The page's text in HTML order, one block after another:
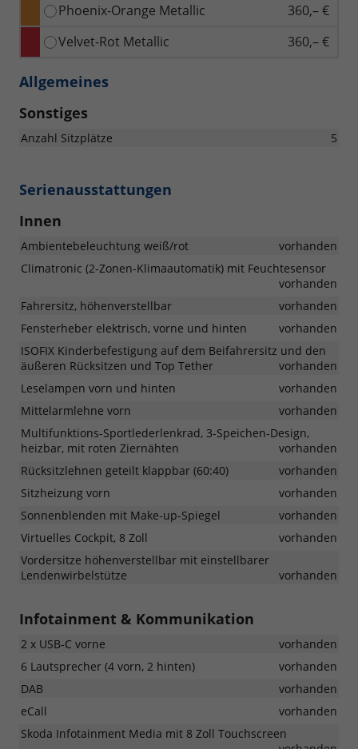
Phoenix-Orange Metallic
360,– €
Velvet-Rot Metallic
360,– €
Allgemeines
Sonstiges
Anzahl Sitzplätze 5
Serienausstattungen
Innen
Ambientebeleuchtung weiß/rot
vorhanden
Climatronic (2-Zonen-Klimaautomatik) mit Feuchtesensor
vorhanden
Fahrersitz, höhenverstellbar
vorhanden
Fensterheber elektrisch, vorne und hinten
vorhanden
ISOFIX Kinderbefestigung auf dem Beifahrersitz und den
äußeren Rücksitzen und Top Tether
vorhanden
Leselampen vorn und hinten
vorhanden
Mittelarmlehne vorn
vorhanden
Multifunktions-Sportlederlenkrad, 3-Speichen-Design,
heizbar, mit roten Ziernähten
vorhanden
Rücksitzlehnen geteilt klappbar (60:40)
vorhanden
Sitzheizung vorn
vorhanden
Sonnenblenden mit Make-up-Spiegel
vorhanden
Virtuelles Cockpit, 8 Zoll
vorhanden
Vordersitze höhenverstellbar mit einstellbarer
Lendenwirbelstütze
vorhanden
Infotainment & Kommunikation
2 x USB-C vorne
vorhanden
6 Lautsprecher (4 vorn, 2 hinten)
vorhanden
DAB
vorhanden
eCall
vorhanden
Skoda Infotainment Media mit 8 Zoll Touchscreen